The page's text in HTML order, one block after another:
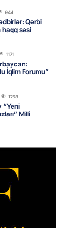
87
AZCON
tədarük
944
Qərbi
haqq səsi
1171
İqlim Forumu”
1758
“Yeni
Milli